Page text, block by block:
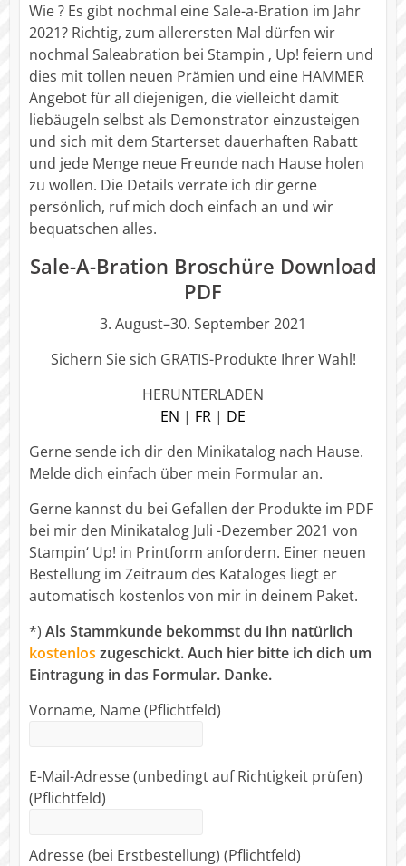
Wie ? Es gibt nochmal eine Sale-a-Bration im Jahr
2021? Richtig, zum allerersten Mal dürfen wir
nochmal Saleabration bei Stampin ‚ Up! feiern und
dies mit tollen neuen Prämien und eine HAMMER
Angebot für all diejenigen, die vielleicht damit
liebäugeln selbst als Demonstrator einzusteigen
und sich mit dem Starterset dauerhaften Rabatt
und jede Menge neue Freunde nach Hause holen
zu wollen. Die Details verrate ich dir gerne
persönlich, ruf mich doch einfach an und wir
bequatschen alles.
Sale-A-Bration Broschüre Download
PDF
3. August–30. September 2021
Sichern Sie sich GRATIS-Produkte Ihrer Wahl!
HERUNTERLADEN
EN | FR | DE
Gerne sende ich dir den Minikatalog nach Hause.
Melde dich einfach über mein Formular an.
Gerne kannst du bei Gefallen der Produkte im PDF
bei mir den Minikatalog Juli -Dezember 2021 von
Stampin‘ Up! in Printform anfordern. Einer neuen
Bestellung im Zeitraum des Kataloges liegt er
automatisch kostenlos von mir in deinem Paket.
*) Als Stammkunde bekommst du ihn natürlich
kostenlos zugeschickt. Auch hier bitte ich dich um
Eintragung in das Formular. Danke.
Vorname, Name (Pflichtfeld)
E-Mail-Adresse (unbedingt auf Richtigkeit prüfen)
(Pflichtfeld)
Adresse (bei Erstbestellung) (Pflichtfeld)